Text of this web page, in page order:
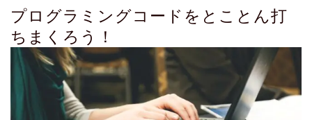
プログラミングコードをとことん打
ちまくろう！